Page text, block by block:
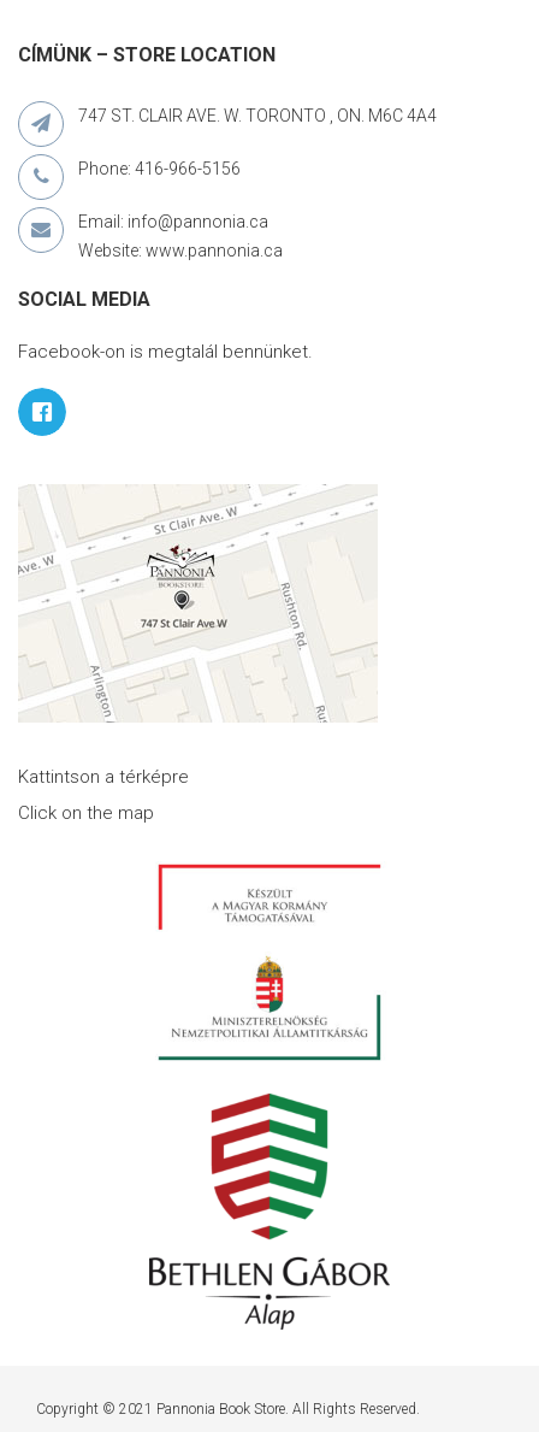
CÍMÜNK – STORE LOCATION
747 ST. CLAIR AVE. W. TORONTO , ON. M6C 4A4
Phone: 416-966-5156
Email: info@pannonia.ca
Website: www.pannonia.ca
SOCIAL MEDIA
Facebook-on is megtalál bennünket.
Kattintson a térképre
Click on the map
Copyright © 2021 Pannonia Book Store. All Rights Reserved.